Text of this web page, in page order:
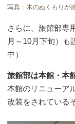
写真：木のぬくもりが
さらに、旅館部専
月～10月下旬）も
中）
旅館部は本館・本
本館のリニューア
改装をされている